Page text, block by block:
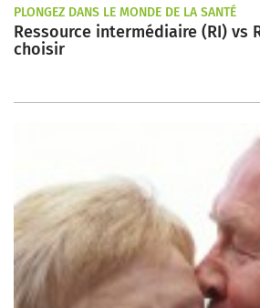
PLONGEZ DANS LE MONDE DE LA SANTÉ
Ressource intermédiaire (RI) vs
choisir